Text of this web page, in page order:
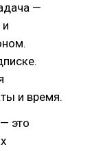
—
и время.
это